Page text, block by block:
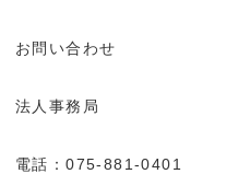
お問い合わせ
法人事務局
電話：075-881-0401